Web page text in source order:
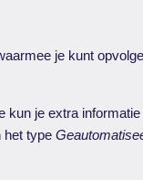
je kunt
kun je extra
het type